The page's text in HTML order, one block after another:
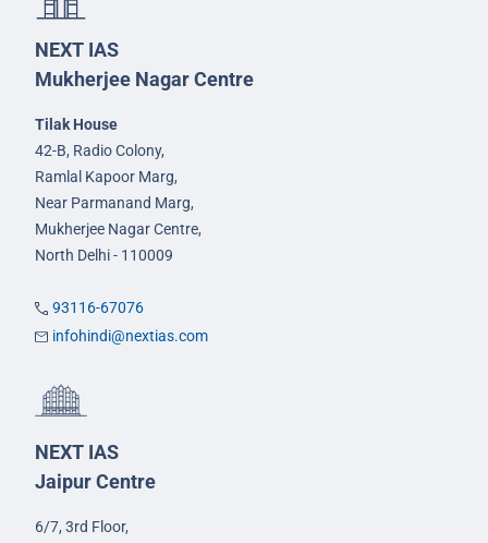
NEXT IAS
Mukherjee Nagar Centre
Tilak House
42-B, Radio Colony,
Ramlal Kapoor Marg,
Near Parmanand Marg,
Mukherjee Nagar Centre,
North Delhi - 110009
93116-67076
infohindi@nextias.com
NEXT IAS
Jaipur Centre
6/7, 3rd Floor,